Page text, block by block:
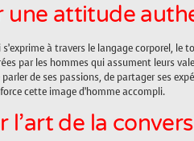
une attitude
à travers le langage corporel,
par les hommes qui assument leurs
de ses passions, de partager ses
cette image d’homme accompli.
l’art de la